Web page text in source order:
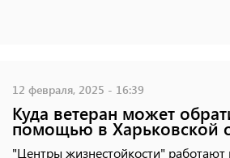
12 февраля, 2025 - 16:39
Куда ветеран может
помощью в Харьковской
"Центры жизнестойкости" работают